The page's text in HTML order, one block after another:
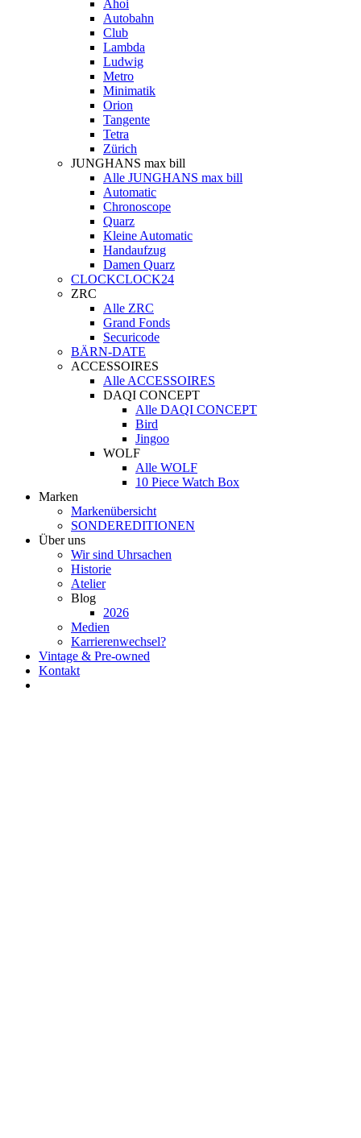
Ahoi
Autobahn
Club
Lambda
Ludwig
Metro
Minimatik
Orion
Tangente
Tetra
Zürich
JUNGHANS max bill
Alle JUNGHANS max bill
Automatic
Chronoscope
Quarz
Kleine Automatic
Handaufzug
Damen Quarz
CLOCKCLOCK24
ZRC
Alle ZRC
Grand Fonds
Securicode
BÄRN-DATE
ACCESSOIRES
Alle ACCESSOIRES
DAQI CONCEPT
Alle DAQI CONCEPT
Bird
Jingoo
WOLF
Alle WOLF
10 Piece Watch Box
Marken
Markenübersicht
SONDEREDITIONEN
Über uns
Wir sind Uhrsachen
Historie
Atelier
Blog
2026
Medien
Karrierenwechsel?
Vintage & Pre-owned
Kontakt